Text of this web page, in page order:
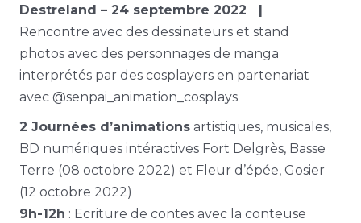
Destreland – 24 septembre 2022 |
Rencontre avec des dessinateurs et stand
photos avec des personnages de manga
interprétés par des cosplayers en partenariat
avec @senpai_animation_cosplays
2 Journées d’animations artistiques, musicales,
BD numériques intéractives Fort Delgrès, Basse
Terre (08 octobre 2022) et Fleur d’épée, Gosier
(12 octobre 2022)
9h-12h : Ecriture de contes avec la conteuse